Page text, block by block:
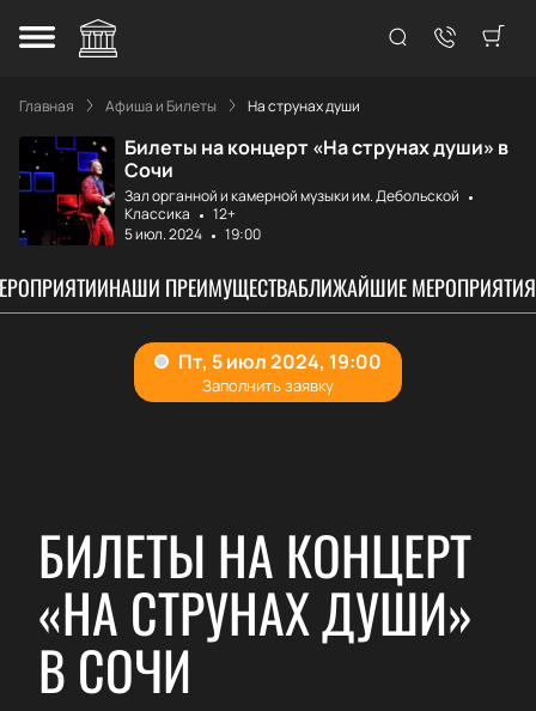
Главная Афиша и Билеты На струнах души
Билеты на концерт «На струнах души» в
Сочи
Зал органной и камерной музыки им. Дебольской
Классика
12+
5 июл. 2024
19:00
НАШИ ПРЕИМУЩЕСТВАБЛИЖАЙШИЕ МЕРОПРИЯТИЯ
БИЛЕТЫ НА КОНЦЕРТ
«НА СТРУНАХ ДУШИ»
В СОЧИ